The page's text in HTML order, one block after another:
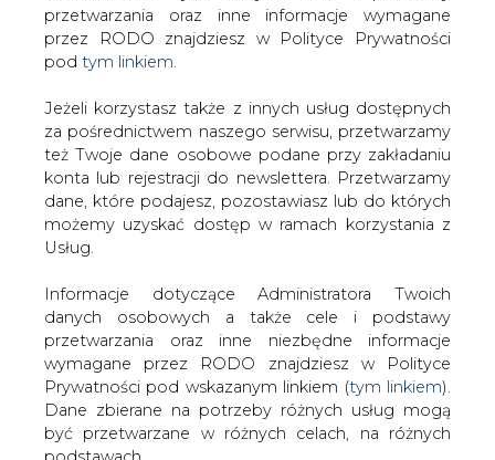
WŁĄCZ CIRE.TV
przetwarzania oraz inne informacje wymagane
przez RODO znajdziesz w Polityce Prywatności
pod tym linkiem.
Jeżeli korzystasz także z innych usług dostępnych
za pośrednictwem naszego serwisu, przetwarzamy
też Twoje dane osobowe podane przy zakładaniu
konta lub rejestracji do newslettera. Przetwarzamy
dane, które podajesz, pozostawiasz lub do których
możemy uzyskać dostęp w ramach korzystania z
Usług.
Informacje dotyczące Administratora Twoich
danych osobowych a także cele i podstawy
przetwarzania oraz inne niezbędne informacje
wymagane przez RODO znajdziesz w Polityce
Prywatności pod wskazanym linkiem (tym linkiem).
Dane zbierane na potrzeby różnych usług mogą
być przetwarzane w różnych celach, na różnych
podstawach.
NAJNOWSZE NAJCIEKAWSZE WAŻNY TEMAT